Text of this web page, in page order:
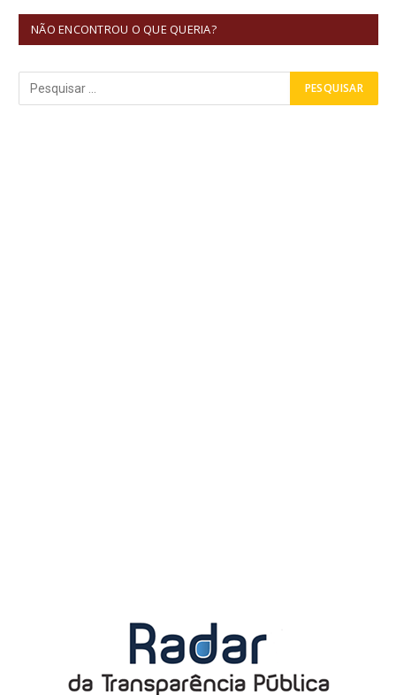
NÃO ENCONTROU O QUE QUERIA?